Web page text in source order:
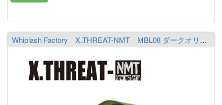
Whiplash Factory X.THREAT-NMT MBL08 ダークオリーブ／ライムシャルト